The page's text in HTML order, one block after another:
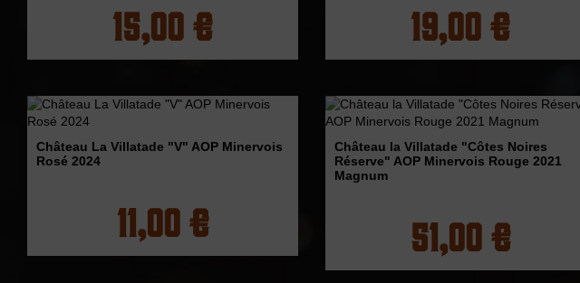
15,00 € 19,00 €
Château La Villatade "V" AOP Minervois
Rosé 2024
11,00 €
Château la Villatade "Côtes Noires
Réserve" AOP Minervois Rouge 2021
Magnum
51,00 €